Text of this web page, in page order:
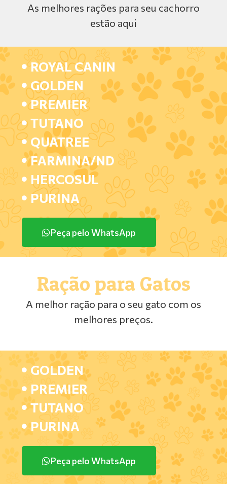
As melhores rações para seu cachorro
estão aqui
ROYAL CANIN
GOLDEN
PREMIER
TUTANO
QUATREE
FARMINA/ND
HERCOSUL
PURINA
Peça pelo WhatsApp
Ração para Gatos
A melhor ração para o seu gato com os
melhores preços.
GOLDEN
PREMIER
TUTANO
PURINA
Peça pelo WhatsApp